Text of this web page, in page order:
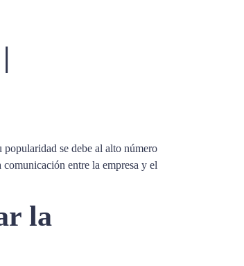
se debe al alto número
entre la empresa y el
la